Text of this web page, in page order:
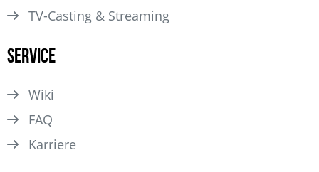
TV-Casting & Streaming
Service
Wiki
FAQ
Karriere